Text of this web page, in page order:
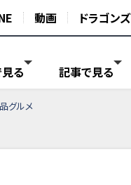
動画 ドラゴンズ
る 記事で見る
グルメ